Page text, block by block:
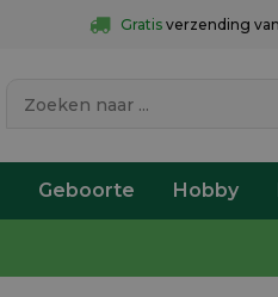
Gratis verzending
Geboorte Hobby